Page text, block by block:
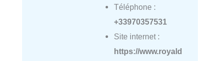
Téléphone :
+33970357531
Site internet :
https://www.royald